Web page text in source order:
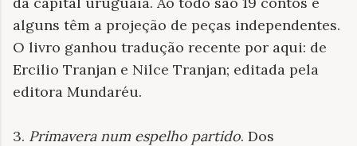
alguns têm a projeção de peças independentes.
O livro ganhou tradução recente por aqui: de
Ercilio Tranjan e Nilce Tranjan; editada pela
editora Mundaréu.
3. Primavera num espelho partido. Dos